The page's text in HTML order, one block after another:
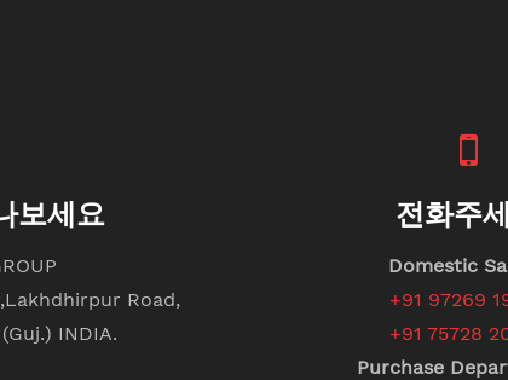
보세요
Road,
INDIA.
전화주
Domestic
+91 97269
+91 75728
Purchase